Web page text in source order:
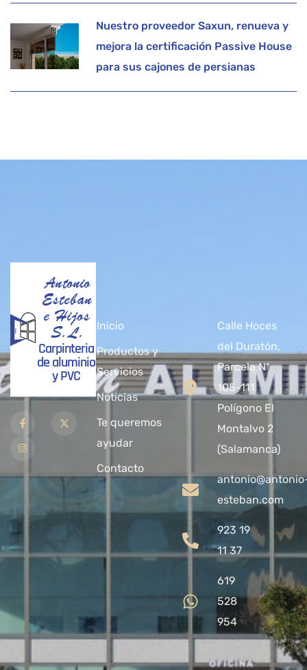
Nuestro proveedor Saxun, renueva y
mejora la certificación Passive House
para sus cajones de persianas
Antonio
Esteban
e Hijos
S.L.
Carpinteria
de aluminio
y PVC
Inicio
Productos y
Servicios
Noticias
Te queremos
ayudar
Contacto
Calle Hoces
del Duratón,
Parcela Nº
105-111
Polígono El
Montalvo 2
(Salamanca)
esteban.com
923 19
11 37
619
528
954